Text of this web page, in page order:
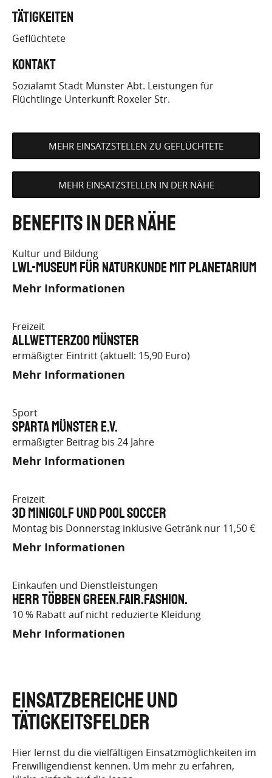
Tätigkeiten
Geflüchtete
Kontakt
Sozialamt Stadt Münster Abt. Leistungen für
Flüchtlinge Unterkunft Roxeler Str.
MEHR EINSATZSTELLEN ZU GEFLÜCHTETE
MEHR EINSATZSTELLEN IN DER NÄHE
Benefits in der Nähe
Kultur und Bildung
LWL-Museum für Naturkunde mit Planetarium
Mehr Informationen
Freizeit
Allwetterzoo Münster
ermäßigter Eintritt (aktuell: 15,90 Euro)
Mehr Informationen
Sport
SPARTA Münster e.V.
ermäßigter Beitrag bis 24 Jahre
Mehr Informationen
Freizeit
3D Minigolf und Pool Soccer
Montag bis Donnerstag inklusive Getränk nur 11,50 €
Mehr Informationen
Einkaufen und Dienstleistungen
herr többen green.fair.fashion.
10 % Rabatt auf nicht reduzierte Kleidung
Mehr Informationen
EINSATZBEREICHE UND
TÄTIGKEITSFELDER
Hier lernst du die vielfältigen Einsatzmöglichkeiten im
Freiwilligendienst kennen. Um mehr zu erfahren,